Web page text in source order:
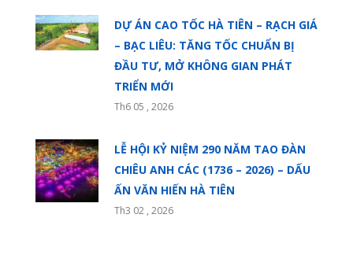
DỰ ÁN CAO TỐC HÀ TIÊN – RẠCH GIÁ
– BẠC LIÊU: TĂNG TỐC CHUẨN BỊ
ĐẦU TƯ, MỞ KHÔNG GIAN PHÁT
TRIỂN MỚI
Th6 05 , 2026
LỄ HỘI KỶ NIỆM 290 NĂM TAO ĐÀN
CHIÊU ANH CÁC (1736 – 2026) – DẤU
ẤN VĂN HIẾN HÀ TIÊN
Th3 02 , 2026